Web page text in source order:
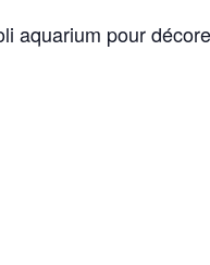
aquarium pour